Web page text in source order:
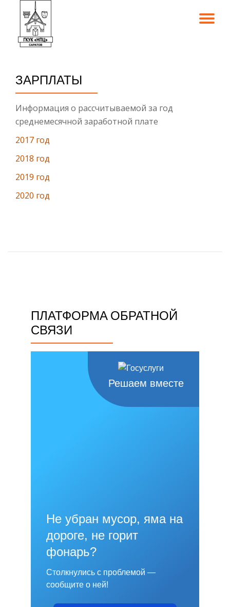
content
ЗАРПЛАТЫ
Информация о рассчитываемой за год
среднемесячной заработной плате
2017 год
2018 год
2019 год
2020 год
ПЛАТФОРМА ОБРАТНОЙ
СВЯЗИ
Решаем вместе
Не убран мусор, яма на
дороге, не горит
фонарь?
Столкнулись с проблемой —
сообщите о ней!